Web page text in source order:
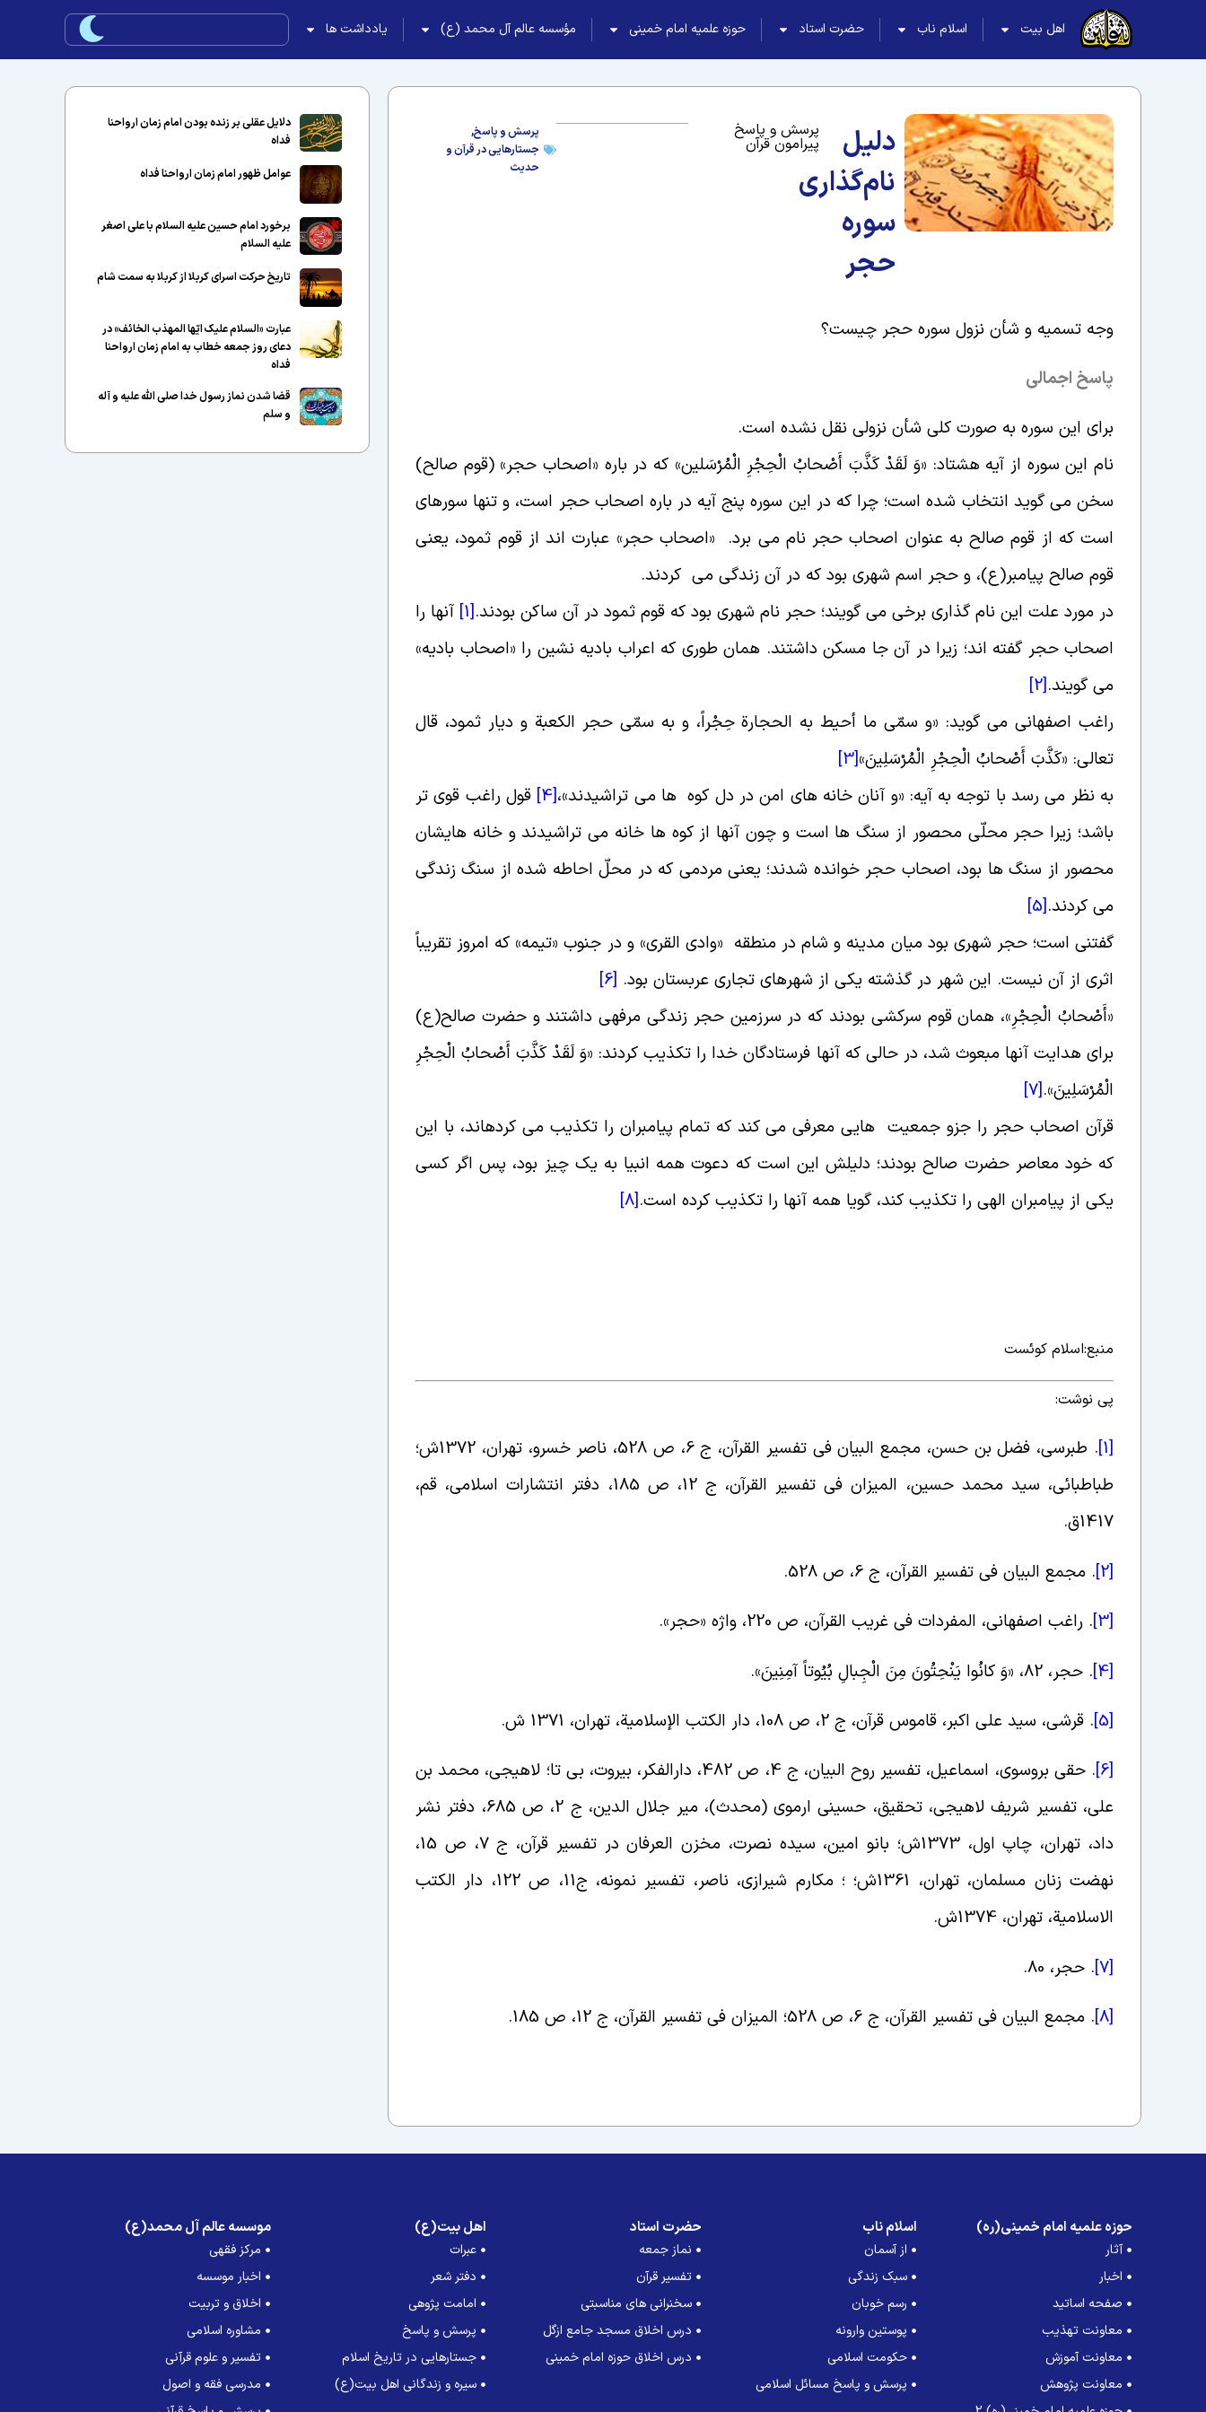
اهل بیت اسلام ناب حضرت استاد حوزه علمیه امام خمینی مؤسسه عالم آل محمد (ع) یادداشت ها
دلیل
نام‌گذاری
سوره
حجر
پرسش و پاسخ
پیرامون قرآن
پرسش و پاسخ,
جستارهایی در قرآن و
حدیث
وجه تسمیه و شأن نزول سوره حجر چیست؟
پاسخ اجمالی
برای این سوره به صورت کلی شأن نزولی نقل نشده است.
نام این سوره از آیه هشتاد: «وَ لَقَدْ کَذَّبَ أَصْحابُ الْحِجْرِ الْمُرْسَلین» که در باره «اصحاب حجر» (قوم صالح)
سخن مى گوید انتخاب شده است؛ چرا که در این سوره پنج آیه در باره اصحاب حجر است، و تنها سوره‏اى
است که از قوم صالح به عنوان اصحاب حجر نام مى‏ برد. «اصحاب حجر» عبارت اند از قوم ثمود، یعنى
قوم صالح پیامبر(ع)، و حجر اسم شهرى بود که در آن زندگى مى کردند.
در مورد علت این نام گذاری برخی می گویند؛ حجر نام شهری بود که قوم ثمود در آن ساکن بودند.
[1]
آنها را
اصحاب حجر گفته ‏اند؛ زیرا در آن جا مسکن داشتند. همان طورى که اعراب بادیه نشین را «اصحاب بادیه»
می گویند.
[2]
راغب اصفهانی می گوید: «و سمّی ما أحیط به الحجارة حِجْراً، و به سمّی حجر الکعبة و دیار ثمود، قال
تعالى: «کَذَّبَ أَصْحابُ الْحِجْرِ الْمُرْسَلِینَ‏»
[3]
به نظر می رسد با توجه به آیه: «و آنان خانه ‏هاى امن در دل کوه ها مى ‏تراشیدند»،[4]
قول راغب قوى ‏تر
باشد؛ زیرا حجر محلّى محصور از سنگ ها است و چون آنها از کوه ها خانه می تراشیدند و خانه ‏هایشان
محصور از سنگ ها بود، اصحاب حجر خوانده شدند؛ یعنى مردمی که در محلّ احاطه شده از سنگ زندگى
می کردند.
[5]
گفتنی است؛ حجر شهری بود میان مدینه و شام در منطقه «وادى القرى» و در جنوب «تیمه» که امروز تقریباً
اثرى از آن نیست. این شهر در گذشته یکى از شهرهاى تجارى عربستان بود.
[6]
«أَصْحابُ الْحِجْرِ»، همان قوم سرکشى بودند که در سرزمین حجر زندگى مرفهى داشتند و حضرت صالح(ع)
براى هدایت آنها مبعوث شد، در حالی که آنها فرستادگان خدا را تکذیب کردند: «وَ لَقَدْ کَذَّبَ أَصْحابُ الْحِجْرِ
الْمُرْسَلِینَ».
[7]
قرآن اصحاب حجر را جزو جمعیت ‏هایى معرفی می کند که تمام پیامبران را تکذیب مى ‏کرده‏اند، با این
که خود معاصر حضرت صالح بودند؛ دلیلش این است که دعوت همه انبیا به یک چیز بود، پس اگر کسى
یکى از پیامبران الهی را تکذیب کند، گویا همه آنها را تکذیب کرده است.
[8]
منبع:اسلام کوئست
پی نوشت:
[1]
.
طبرسی، فضل بن حسن، مجمع البیان فی تفسیر القرآن، ج ‏6، ص 528، ناصر خسرو، تهران، 1372ش؛
طباطبائی، سید محمد حسین، المیزان فی تفسیر القرآن، ج ‏12، ص 185، دفتر انتشارات اسلامی، قم،
1417ق .
[2]
. مجمع البیان فی تفسیر القرآن، ج ‏6، ص 528
.
[3]
. راغب اصفهانی، المفردات فی غریب القرآن، ص 220، واژه «حجر
».
[4]
. حجر، 82، «وَ کانُوا یَنْحِتُونَ مِنَ الْجِبالِ بُیُوتاً آمِنِینَ
».
[5]
. قرشى، سید على اکبر، قاموس قرآن، ج ‏2، ص 108، دار الکتب الإسلامیة، تهران، 1371 ش
.
[6]
.
حقی بروسوی، اسماعیل، تفسیر روح البیان، ج 4، ص 482، دارالفکر، بیروت، بی تا؛ لاهیجی، محمد بن
علی، تفسیر شریف لاهیجی، تحقیق، حسینی ارموی (محدث)، میر جلال الدین، ج 2، ص 685، دفتر نشر
داد، تهران، چاپ اول، 1373ش؛ بانو امین، سیده نصرت، مخزن العرفان در تفسیر قرآن، ج ‏7، ص 15،
نهضت زنان مسلمان، تهران، 1361ش؛ ؛ مکارم شیرازی، ناصر، تفسیر نمونه، ج‏11، ص 122، دار الکتب
الاسلامیة، تهران، 1374ش
.
[7]
. حجر، 80
.
[8]
. مجمع البیان فی تفسیر القرآن، ج ‏6، ص 528؛ المیزان فی تفسیر القرآن، ج ‏12، ص 185 .
دلایل عقلی بر زنده بودن امام زمان ارواحنا
فداه
عوامل ظهور امام زمان ارواحنا فداه
برخورد امام حسین علیه السلام با علی اصغر
علیه السلام
تاریخ حرکت اسرای کربلا از کربلا به سمت شام
عبارت «السلام علیک ایّها المهذب الخائف» در
دعای روز جمعه خطاب به امام زمان ارواحنا
فداه
قضا شدن نماز رسول خدا صلی الله علیه و آله
و سلم
حوزه علمیه امام خمینی(ره)
آثار
اخبار
صفحه اساتید
معاونت تهذیب
معاونت آموزش
معاونت پژوهش
اسلام ناب
از آسمان
سبک زندگی
رسم خوبان
پوستین وارونه
حکومت اسلامی
پرسش و پاسخ مسائل اسلامی
حضرت استاد
نماز جمعه
تفسیر قرآن
سخنرانی های مناسبتی
درس اخلاق مسجد جامع ازگل
درس اخلاق حوزه امام خمینی
اهل بیت(ع)
عبرات
دفتر شعر
امامت پژوهی
پرسش و پاسخ
جستارهایی در تاریخ اسلام
سیره و زندگانی اهل بیت(ع)
موسسه عالم آل محمد(ع)
مرکز فقهی
اخبار موسسه
اخلاق و تربیت
مشاوره اسلامی
تفسیر و علوم قرآنی
مدرسی فقه و اصول